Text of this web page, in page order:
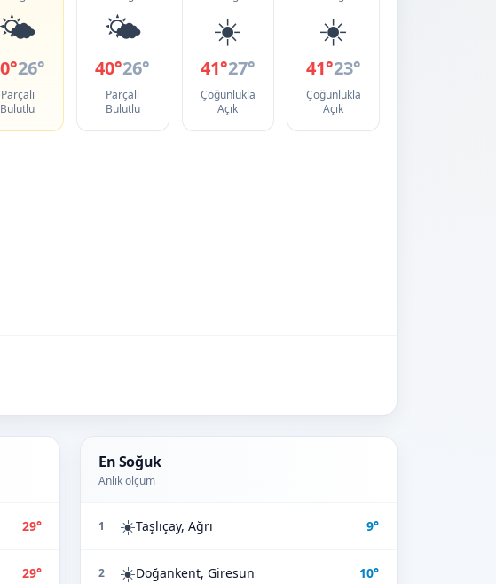
🌤️
26°
Parçalı
Bulutlu
🌤️
40°26°
Parçalı
Bulutlu
☀️
41°27°
Çoğunlukla
Açık
☀️
41°23°
Çoğunlukla
Açık
29°
29°
En Soğuk
Anlık ölçüm
1 ☀️Taşlıçay, Ağrı 9°
2 ☀️Doğankent, Giresun 10°